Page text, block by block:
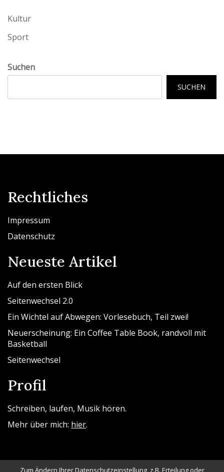
Kultur
Sport
Suchen
SUCHEN
Rechtliches
Impressum
Datenschutz
Neueste Artikel
Auf den ersten Blick
Seitenwechsel 2.0
Ein Wichtel auf Abwegen: Vorlesebuch, Teil zwei!
Neuerscheinung: Ein Coffee Table Book, randvoll mit
Basketball
Seitenwechsel
Profil
Schreiben, laufen, Musik hören.
Mehr über mich: hier.
Zum Ändern Ihrer Datenschutzeinstellung, z.B. Erteilung oder